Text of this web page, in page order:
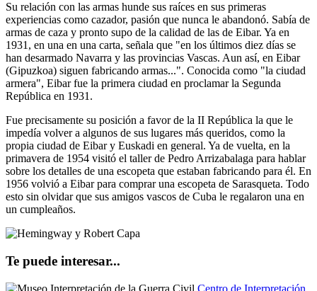
Su relación con las armas hunde sus raíces en sus primeras
experiencias como cazador, pasión que nunca le abandonó. Sabía de
armas de caza y pronto supo de la calidad de las de Eibar. Ya en
1931, en una en una carta, señala que "en los últimos diez días se
han desarmado Navarra y las provincias Vascas. Aun así, en Eibar
(Gipuzkoa) siguen fabricando armas...". Conocida como "la ciudad
armera", Eibar fue la primera ciudad en proclamar la Segunda
República en 1931.
Fue precisamente su posición a favor de la II República la que le
impedía volver a algunos de sus lugares más queridos, como la
propia ciudad de Eibar y Euskadi en general. Ya de vuelta, en la
primavera de 1954 visitó el taller de Pedro Arrizabalaga para hablar
sobre los detalles de una escopeta que estaban fabricando para él. En
1956 volvió a Eibar para comprar una escopeta de Sarasqueta. Todo
esto sin olvidar que sus amigos vascos de Cuba le regalaron una en
un cumpleaños.
Te puede interesar...
Centro de Interpretación